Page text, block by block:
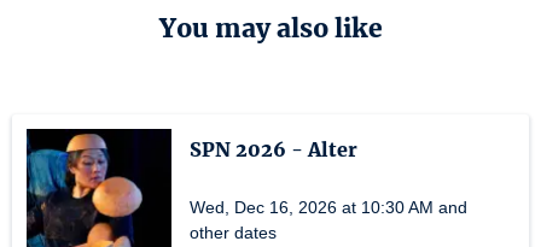
You may also like
SPN 2026 - Alter
Wed, Dec 16, 2026 at 10:30 AM and
other dates